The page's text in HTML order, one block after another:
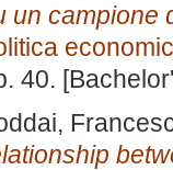
un campione
40.